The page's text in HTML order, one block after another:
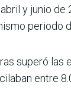
y junio de
periodo
superó las
entre